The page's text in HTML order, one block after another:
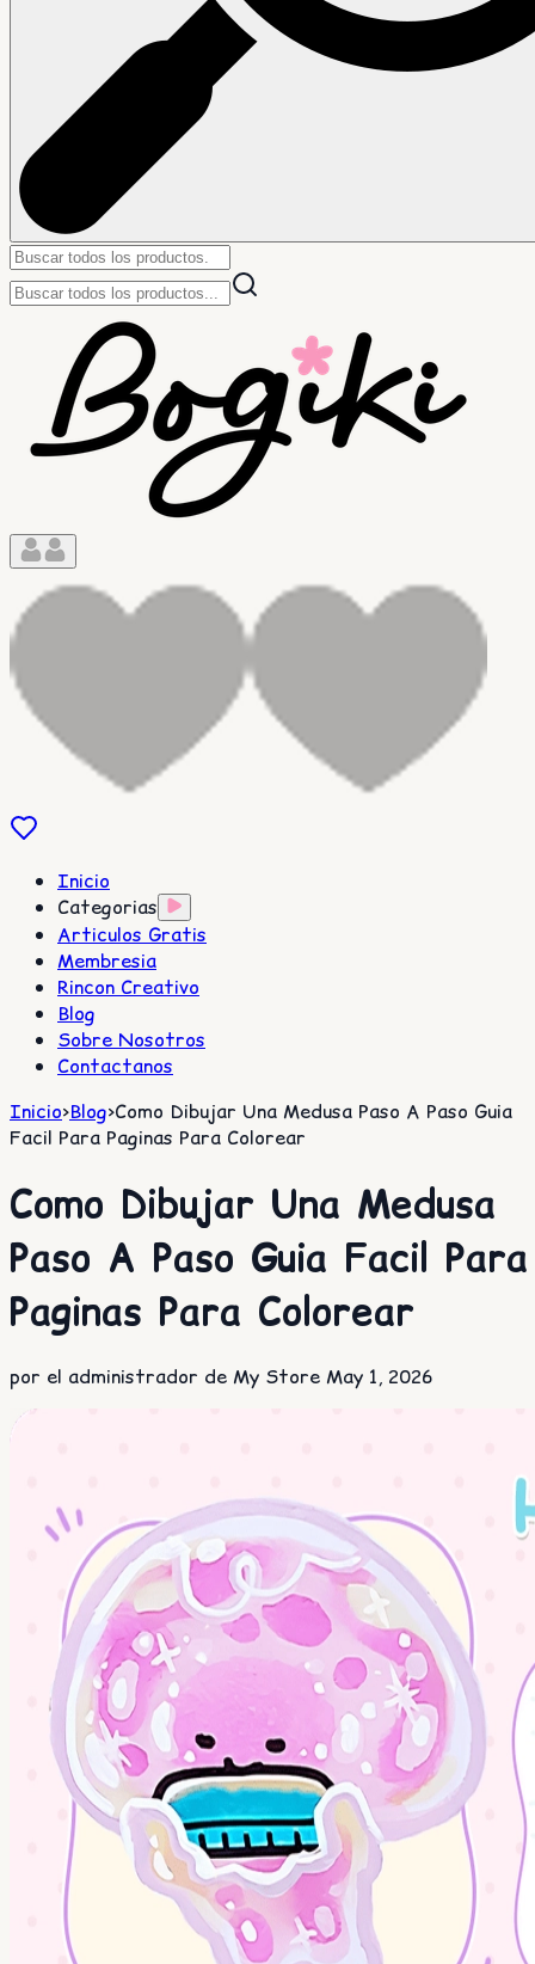
Inicio
Categorias
Articulos Gratis
Membresia
Rincon Creativo
Blog
Sobre Nosotros
Contactanos
Inicio>Blog>Como Dibujar Una Medusa Paso A Paso Guia
Facil Para Paginas Para Colorear
Como Dibujar Una Medusa
Paso A Paso Guia Facil Para
Paginas Para Colorear
por el administrador de My Store May 1, 2026